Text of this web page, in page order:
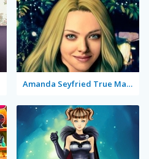
Amanda Seyfried True Make Up